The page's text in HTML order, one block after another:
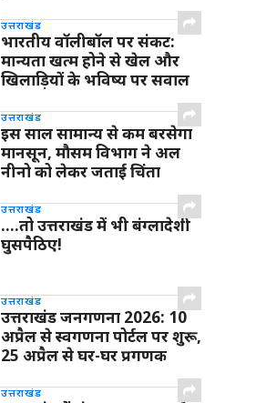
उत्तराखंड
भारतीय वॉलीबॉल पर संकट:
मान्यता खत्म होने से खेल और
खिलाड़ियों के भविष्य पर सवाल
उत्तराखंड
इस साल सामान्य से कम बरसेगा
मानसून, मौसम विभाग ने अल
नीनो को लेकर जताई चिंता
उत्तराखंड
….तो उत्तराखंड में भी बंग्लादेशी
घुसपैठिए!
उत्तराखंड
उत्तराखंड जनगणना 2026: 10
अप्रैल से स्वगणना पोर्टल पर शुरू,
25 अप्रैल से घर-घर प्रगणक
उत्तराखंड